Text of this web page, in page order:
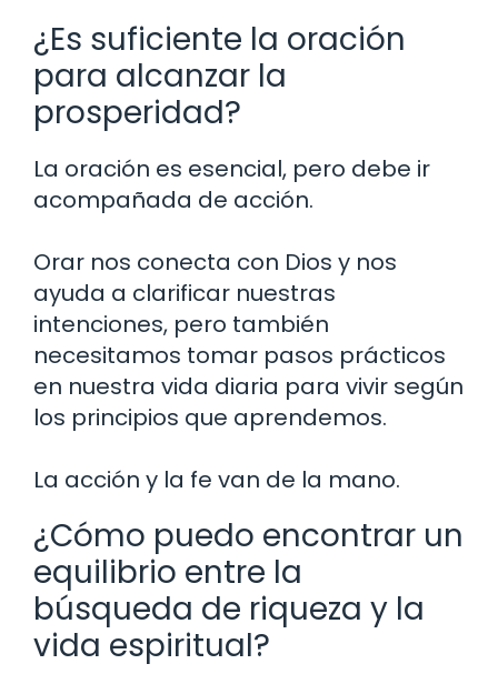
¿Es suficiente la oración
para alcanzar la
prosperidad?
La oración es esencial, pero debe ir
acompañada de acción.
Orar nos conecta con Dios y nos
ayuda a clarificar nuestras
intenciones, pero también
necesitamos tomar pasos prácticos
en nuestra vida diaria para vivir según
los principios que aprendemos.
La acción y la fe van de la mano.
¿Cómo puedo encontrar un
equilibrio entre la
búsqueda de riqueza y la
vida espiritual?